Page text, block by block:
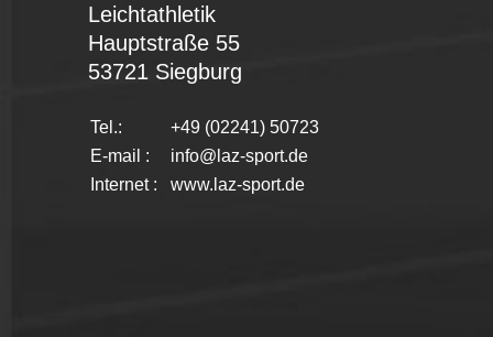
Leichtathletik
Hauptstraße 55
53721 Siegburg
Tel.:
+49 (02241) 50723
E-mail :
info@laz-sport.de
Internet :
www.laz-sport.de